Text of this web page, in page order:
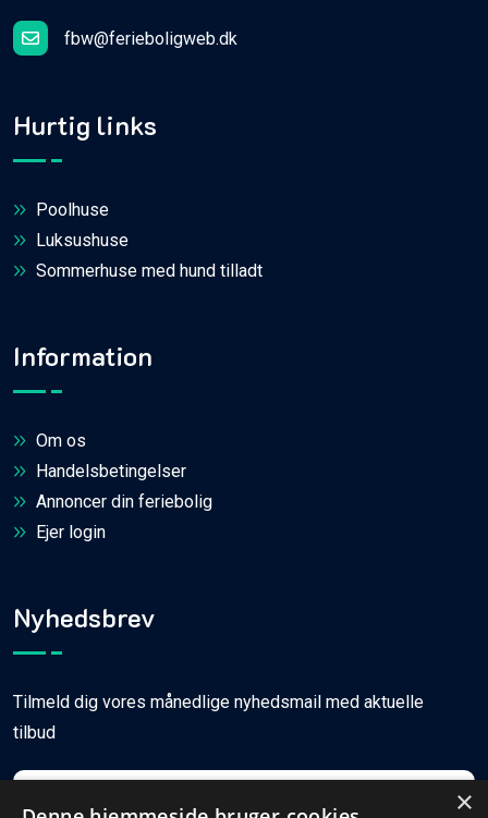
fbw@ferieboligweb.dk
Hurtig links
Poolhuse
Luksushuse
Sommerhuse med hund tilladt
Information
Om os
Handelsbetingelser
Annoncer din feriebolig
Ejer login
Nyhedsbrev
Tilmeld dig vores månedlige nyhedsmail med aktuelle
tilbud
×